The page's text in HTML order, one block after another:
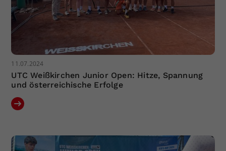
11.07.2024
UTC Weißkirchen Junior Open: Hitze, Spannung
und österreichische Erfolge